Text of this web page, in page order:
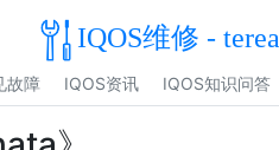
IQOS维修 - terea
故障 IQOS资讯 IQOS知识问答